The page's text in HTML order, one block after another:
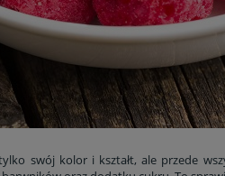
50 g –
dla chipsów
13,10 zł
swój kolor i kształt, ale przede